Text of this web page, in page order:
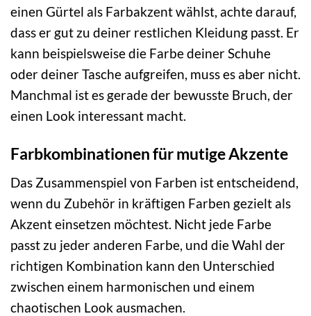
einen Gürtel als Farbakzent wählst, achte darauf,
dass er gut zu deiner restlichen Kleidung passt. Er
kann beispielsweise die Farbe deiner Schuhe
oder deiner Tasche aufgreifen, muss es aber nicht.
Manchmal ist es gerade der bewusste Bruch, der
einen Look interessant macht.
Farbkombinationen für mutige Akzente
Das Zusammenspiel von Farben ist entscheidend,
wenn du Zubehör in kräftigen Farben gezielt als
Akzent einsetzen möchtest. Nicht jede Farbe
passt zu jeder anderen Farbe, und die Wahl der
richtigen Kombination kann den Unterschied
zwischen einem harmonischen und einem
chaotischen Look ausmachen.